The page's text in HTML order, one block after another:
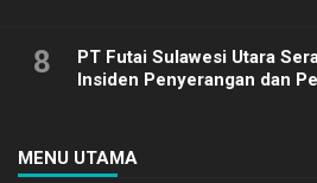
8
PT Futai Sulawesi Utara
Insiden Penyerangan dan
MENU UTAMA